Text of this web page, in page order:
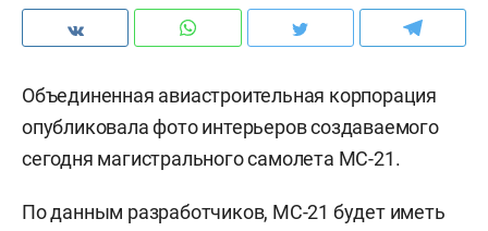
Объединенная авиастроительная корпорация
опубликовала фото интерьеров создаваемого
сегодня магистрального самолета МС-21.
По данным разработчиков, МС-21 будет иметь